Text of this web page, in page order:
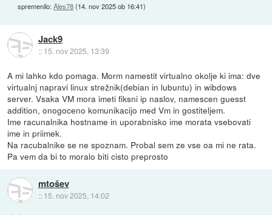
spremenilo:Ales78(14. nov 2025 ob 16:41)
Jack9
:: 15. nov 2025, 13:39
A mi lahko kdo pomaga. Morm namestit virtualno okolje ki ima: dve
virtualnj napravi linux strežnik(debian in lubuntu) in wibdows
server. Vsaka VM mora imeti fiksni ip naslov, namescen guesst
addition, onogoceno komunikacijo med Vm in gostiteljem.
Ime racunalnika hostname in uporabnisko ime morata vsebovati
ime in priimek.
Na racubalnike se ne spoznam. Probal sem ze vse oa mi ne rata.
Pa vem da bi to moralo biti cisto preprosto
mtošev
:: 15. nov 2025, 14:02